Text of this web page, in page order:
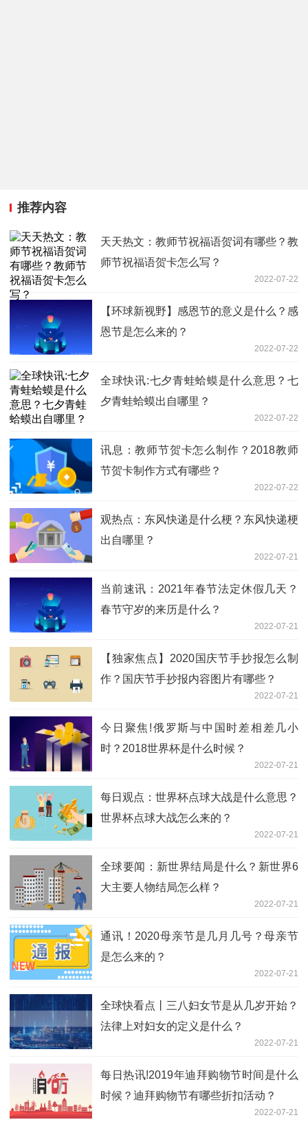
推荐内容
天天热文：教师节祝福语贺词有哪些？教
师节祝福语贺卡怎么写？
2022-07-22
【环球新视野】感恩节的意义是什么？感
恩节是怎么来的？
2022-07-22
全球快讯:七夕青蛙蛤蟆是什么意思？七
夕青蛙蛤蟆出自哪里？
2022-07-22
讯息：教师节贺卡怎么制作？2018教师
节贺卡制作方式有哪些？
2022-07-22
观热点：东风快递是什么梗？东风快递梗
出自哪里？
2022-07-21
当前速讯：2021年春节法定休假几天？
春节守岁的来历是什么？
2022-07-21
【独家焦点】2020国庆节手抄报怎么制
作？国庆节手抄报内容图片有哪些？
2022-07-21
今日聚焦!俄罗斯与中国时差相差几小
时？2018世界杯是什么时候？
2022-07-21
每日观点：世界杯点球大战是什么意思？
世界杯点球大战怎么来的？
2022-07-21
全球要闻：新世界结局是什么？新世界6
大主要人物结局怎么样？
2022-07-21
通讯！2020母亲节是几月几号？母亲节
是怎么来的？
2022-07-21
全球快看点丨三八妇女节是从几岁开始？
法律上对妇女的定义是什么？
2022-07-21
每日热讯!2019年迪拜购物节时间是什么
时候？迪拜购物节有哪些折扣活动？
2022-07-21